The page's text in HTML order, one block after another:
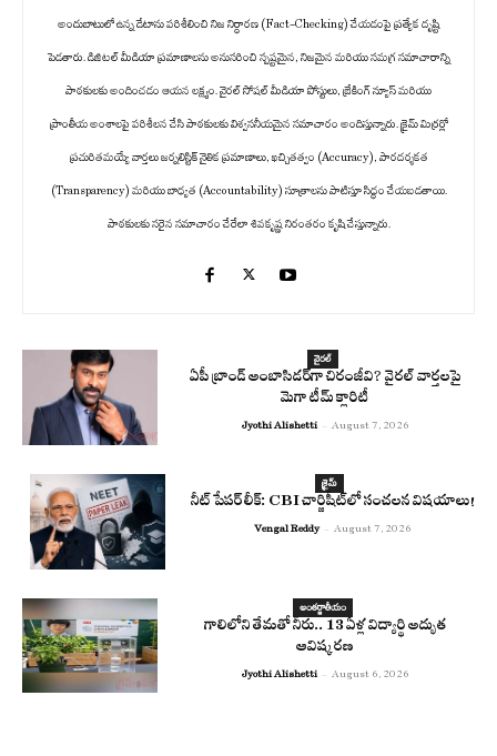
అందుబాటులో ఉన్న డేటాను పరిశీలించి నిజ నిర్ధారణ (Fact-Checking) చేయడంపై ప్రత్యేక దృష్టి
పెడతారు. డిజిటల్ మీడియా ప్రమాణాలను అనుసరించి స్పష్టమైన, నిజమైన మరియు సమగ్ర సమాచారాన్ని
పాఠకులకు అందించడం ఆయన లక్ష్యం. వైరల్ సోషల్ మీడియా పోస్టులు, బ్రేకింగ్ న్యూస్ మరియు
ప్రాంతీయ అంశాలపై పరిశీలన చేసి పాఠకులకు విశ్వసనీయమైన సమాచారం అందిస్తున్నారు. క్రైమ్ మిర్రర్లో
ప్రచురితమయ్యే వార్తలు జర్నలిస్టిక్ నైతిక ప్రమాణాలు, ఖచ్చితత్వం (Accuracy), పారదర్శకత
(Transparency) మరియు బాధ్యత (Accountability) సూత్రాలను పాటిస్తూ సిద్ధం చేయబడతాయి.
పాఠకులకు సరైన సమాచారం చేరేలా శివకృష్ణ నిరంతరం కృషి చేస్తున్నారు.
వైరల్
ఏపీ బ్రాండ్ అంబాసిడర్‌గా చిరంజీవి? వైరల్ వార్తలపై
మెగా టీమ్ క్లారిటీ
Jyothi Alishetti - August 7, 2026
క్రైమ్
నీట్ పేపర్ లీక్: CBI చార్జిషీట్‌లో సంచలన విషయాలు!
Vengal Reddy - August 7, 2026
అంతర్జాతీయం
గాలిలోని తేమతో నీరు.. 13 ఏళ్ల విద్యార్థి అద్భుత
ఆవిష్కరణ
Jyothi Alishetti - August 6, 2026